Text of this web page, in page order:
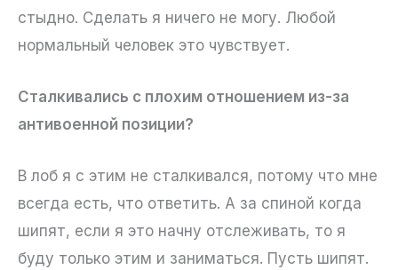
стыдно. Сделать я ничего не могу. Любой
нормальный человек это чувствует.
Сталкивались с плохим отношением из-за
антивоенной позиции?
В лоб я с этим не сталкивался, потому что мне
всегда есть, что ответить. А за спиной когда
шипят, если я это начну отслеживать, то я
буду только этим и заниматься. Пусть шипят.